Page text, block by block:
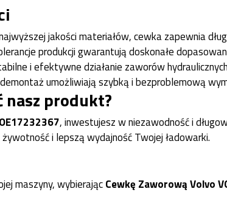
jakości materiałów, cewka zapewnia
produkcji gwarantują doskonałe
i efektywne działanie zaworów
umożliwiają szybką i bezproblemową
nasz produkt?
, inwestujesz w niezawodność i
i lepszą wydajność Twojej ładowarki.
maszyny, wybierającCewkę Zaworową Volvo